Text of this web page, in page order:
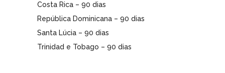
Costa Rica – 90 dias
República Dominicana – 90 dias
Santa Lúcia – 90 dias
Trinidad e Tobago – 90 dias